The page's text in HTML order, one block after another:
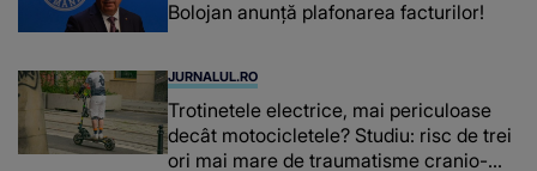
Bolojan anunță plafonarea facturilor!
JURNALUL.RO
Trotinetele electrice, mai periculoase
decât motocicletele? Studiu: risc de trei
ori mai mare de traumatisme cranio-